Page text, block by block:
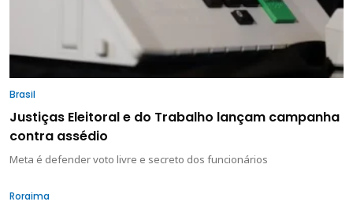
Brasil
Justiças Eleitoral e do Trabalho lançam campanha
contra assédio
Meta é defender voto livre e secreto dos funcionários
Roraima